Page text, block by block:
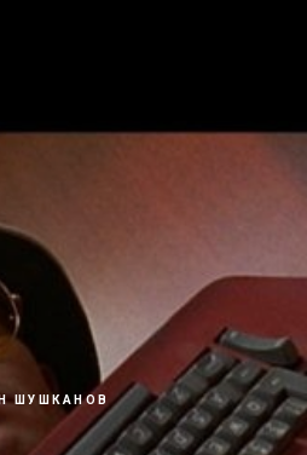
ШУШКАНОВ